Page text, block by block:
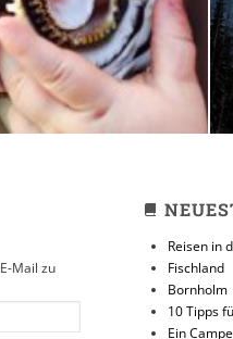
Mail zu
Reisen in
Fischland
Bornholm
10 Tipps
Ein